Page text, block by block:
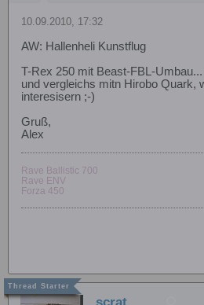
10.09.2010, 17:32
AW: Hallenheli Kunstflug
T-Rex 250 mit Beast-FBL-
und vergleichs mitn Hirobo Quark,
interesisern ;-)
Gruß,
Alex
Rave Ballistic 700
Rave ENV
Forza 450